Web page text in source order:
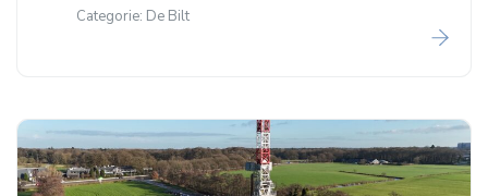
Categorie: De Bilt